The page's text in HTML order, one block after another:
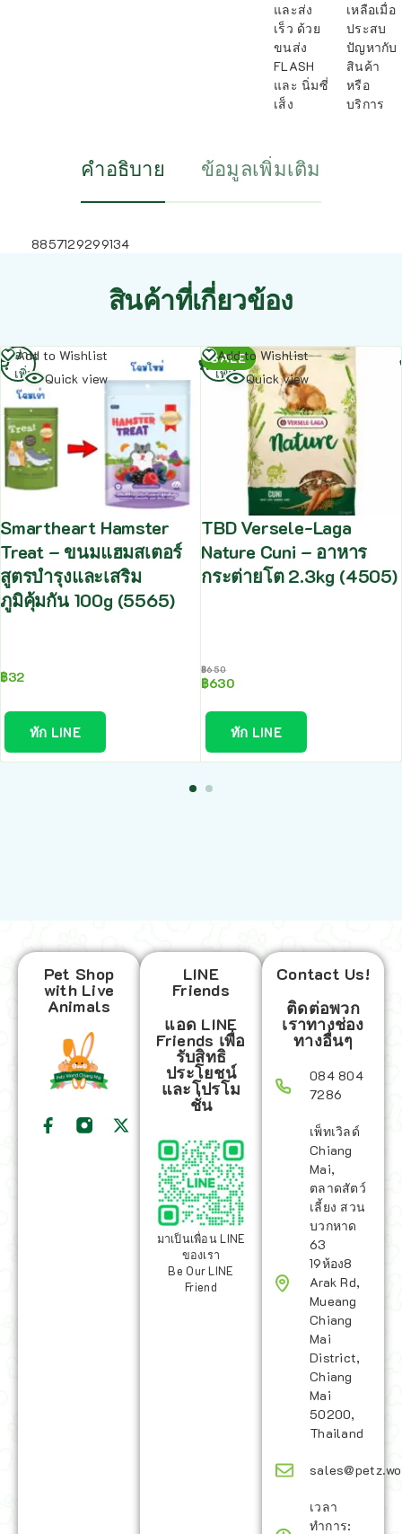
และส่ง
เร็ว ด้วย
ขนส่ง
FLASH
และ นิ่มซี่
เส็ง
เหลือเมื่อ
ประสบ
ปัญหากับ
สินค้า
หรือ
บริการ
คำอธิบาย ข้อมูลเพิ่มเติม
8857129299134
สินค้าที่เกี่ยวข้อง
Add to Wishlist
Quick view
Smartheart Hamster
Treat – ขนมแฮมสเตอร์
สูตรบำรุงและเสริม
ภูมิคุ้มกัน 100g (5565)
฿32
ทัก LINE
อ่าน
เพิ่ม
SALE
Add to Wishlist
Quick view
TBD Versele-Laga
Nature Cuni – อาหาร
กระต่ายโต 2.3kg (4505)
฿650
฿630
ทัก LINE
อ่าน
เพิ่ม
Pet Shop
with Live
Animals
LINE
Friends
แอด LINE
Friends เพื่อ
รับสิทธิ
ประโยชน์
และโปรโม
ชั่น
มาเป็นเพื่อน LINE
ของเรา
Be Our LINE
Friend
Contact Us!
ติดต่อพวก
เราทางช่อง
ทางอื่นๆ
084 804
7286
เพ็ทเวิลด์
Chiang
Mai,
ตลาดสัตว์
เลี้ยง สวน
บวกหาด
63
19ห้อง8
Arak Rd,
Mueang
Chiang
Mai
District,
Chiang
Mai
50200,
Thailand
เวลา
ทำการ: